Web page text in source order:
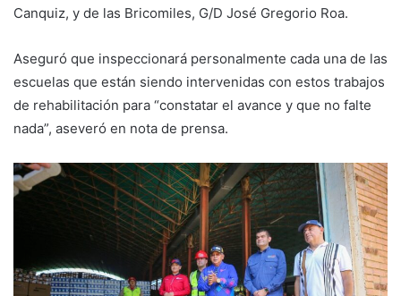
Canquiz, y de las Bricomiles, G/D José Gregorio Roa.
Aseguró que inspeccionará personalmente cada una de las
escuelas que están siendo intervenidas con estos trabajos
de rehabilitación para “constatar el avance y que no falte
nada”, aseveró en nota de prensa.